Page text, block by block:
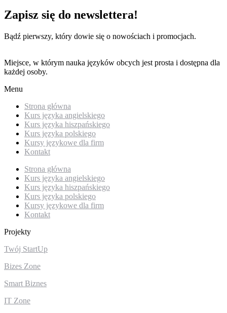
Zapisz się do newslettera!
Bądź pierwszy, który dowie się o nowościach i promocjach.
Miejsce, w którym nauka języków obcych jest prosta i dostępna dla
każdej osoby.
Menu
Strona główna
Kurs języka angielskiego
Kurs języka hiszpańskiego
Kurs języka polskiego
Kursy językowe dla firm
Kontakt
Strona główna
Kurs języka angielskiego
Kurs języka hiszpańskiego
Kurs języka polskiego
Kursy językowe dla firm
Kontakt
Projekty
Twój StartUp
Bizes Zone
Smart Biznes
IT Zone